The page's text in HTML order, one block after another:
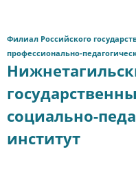
Филиал Российского
профессионально-
социально-
институт